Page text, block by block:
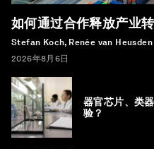
如何通过合作释放产业
Stefan Koch, Renée van
2026年8月6日
器官芯片、类
验？